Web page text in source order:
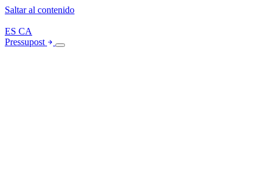
Saltar al contenido
ES CA
Pressupost